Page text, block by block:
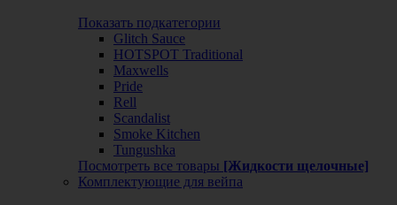
Показать подкатегории
Glitch Sauce
HOTSPOT Traditional
Maxwells
Pride
Rell
Scandalist
Smoke Kitchen
Tungushka
Посмотреть все товары [Жидкости щелочные]
Комплектующие для вейпа